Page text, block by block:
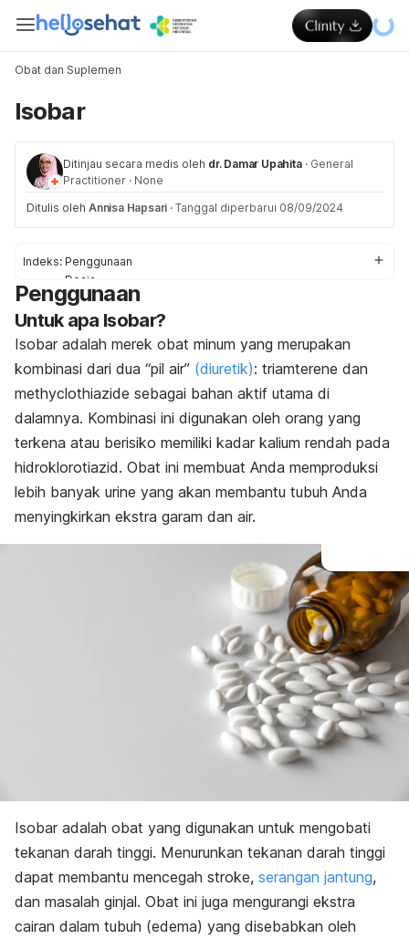
Obat dan Suplemen
Isobar
Ditinjau secara medis oleh dr. Damar Upahita · General
Practitioner · None
Ditulis oleh Annisa Hapsari · Tanggal diperbarui 08/09/2024
Indeks: Penggunaan
Dosis
Efek Samping
Peringatan & Pencegahan
Interaksi
Overdosis
Penggunaan
Untuk apa Isobar?
Isobar adalah merek obat minum yang merupakan
kombinasi dari dua “pil air” (diuretik): triamterene dan
methyclothiazide sebagai bahan aktif utama di
dalamnya. Kombinasi ini digunakan oleh orang yang
terkena atau berisiko memiliki kadar kalium rendah pada
hidroklorotiazid. Obat ini membuat Anda memproduksi
lebih banyak urine yang akan membantu tubuh Anda
menyingkirkan ekstra garam dan air.
Isobar adalah obat yang digunakan untuk mengobati
tekanan darah tinggi. Menurunkan tekanan darah tinggi
dapat membantu mencegah stroke, serangan jantung,
dan masalah ginjal. Obat ini juga mengurangi ekstra
cairan dalam tubuh (edema) yang disebabkan oleh